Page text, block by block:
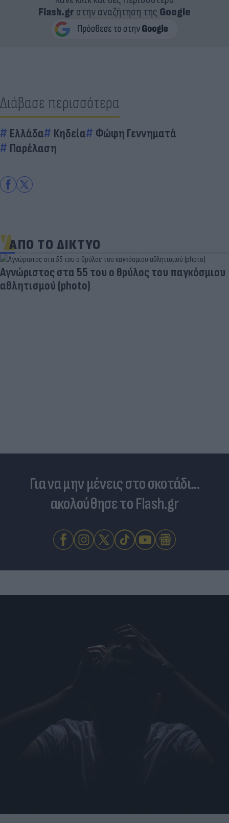
Flash.grστην αναζήτηση της Google
Διάβασε περισσότερα
Ελλάδα Κηδεία
Φώφη Γεννηματά
Παρέλαση
ΑΠΟ ΤΟ ΔΙΚΤΥΟ
Aγνώριστος στα 55 του ο θρύλος του παγκόσμιου
αθλητισμού (photo)
Για να μην μένεις στο σκοτάδι...
ακολούθησε το Flash.gr